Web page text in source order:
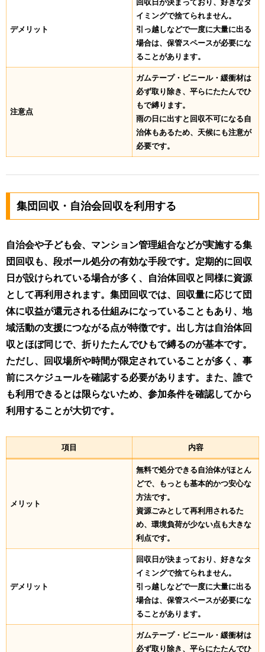
デメリット
回収日が決まっており、好きなタ
イミングで捨てられません。
引っ越しなどで一度に大量に出る
場合は、保管スペースが必要にな
ることがあります。
注意点
ガムテープ・ビニール・緩衝材は
必ず取り除き、平らにたたんでひ
もで縛ります。
雨の日に出すと回収不可になる自
治体もあるため、天候にも注意が
必要です。
集団回収・自治会回収を利用する
自治会や子ども会、マンション管理組合などが実施する集
団回収も、段ボール処分の有効な手段です。定期的に回収
日が設けられている場合が多く、自治体回収と同様に資源
として再利用されます。集団回収では、回収量に応じて団
体に収益が還元される仕組みになっていることもあり、地
域活動の支援につながる点が特徴です。出し方は自治体回
収とほぼ同じで、折りたたんでひもで縛るのが基本です。
ただし、回収場所や時間が限定されていることが多く、事
前にスケジュールを確認する必要があります。また、誰で
も利用できるとは限らないため、参加条件を確認してから
利用することが大切です。
項目 内容
メリット
無料で処分できる自治体がほとん
どで、もっとも基本的かつ安心な
方法です。
資源ごみとして再利用されるた
め、環境負荷が少ない点も大きな
利点です。
デメリット
回収日が決まっており、好きなタ
イミングで捨てられません。
引っ越しなどで一度に大量に出る
場合は、保管スペースが必要にな
ることがあります。
ガムテープ・ビニール・緩衝材は
必ず取り除き、平らにたたんでひ